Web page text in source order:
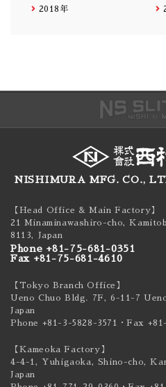
2018年
NISHIMURA MFG. CO.,
【Head Office & Main Factory】
21 Minaminawashiro-cho,
8113, Japan
Phone +81-75-681-0351
Fax +81-75-681-4610
【Tokyo Branch Office】
Ueno Chuo Bldg. 7F, 6-11-7
Japan
Phone +81-3-5828-3571
・Fax
【Kameoka Factory】
4-4-1, Yuhigaoka, Shino-cho,
Japan